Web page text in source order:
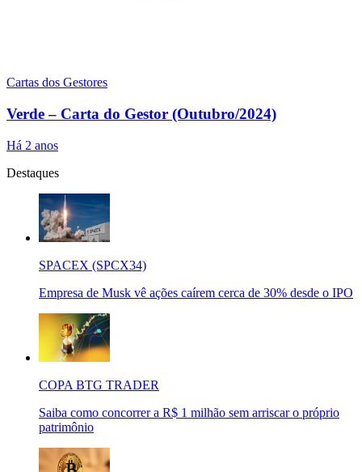
Cartas dos Gestores
Verde – Carta do Gestor (Outubro/2024)
Há 2 anos
Destaques
SPACEX (SPCX34)
Empresa de Musk vê ações caírem cerca de 30% desde o IPO
COPA BTG TRADER
Saiba como concorrer a R$ 1 milhão sem arriscar o próprio
patrimônio